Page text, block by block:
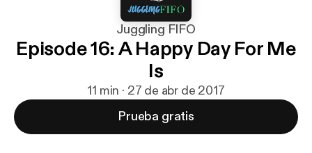
Juggling FIFO
Episode 16: A Happy Day For Me
Is
11 min · 27 de abr de 2017
Prueba gratis